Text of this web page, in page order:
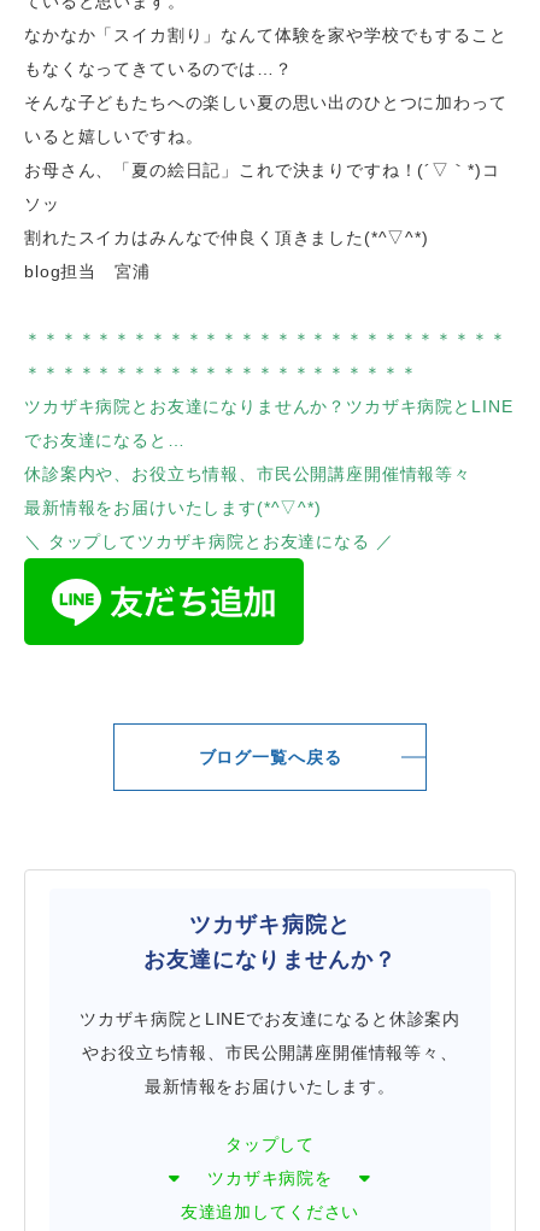
なかなか「スイカ割り」なんて体験を家や学校でもすること
もなくなってきているのでは…？
そんな子どもたちへの楽しい夏の思い出のひとつに加わって
いると嬉しいですね。
お母さん、「夏の絵日記」これで決まりですね！(´▽｀*)コ
ソッ
割れたスイカはみんなで仲良く頂きました(*^▽^*)
blog担当 宮浦
＊＊＊＊＊＊＊＊＊＊＊＊＊＊＊＊＊＊＊＊＊＊＊＊＊＊＊
＊＊＊＊＊＊＊＊＊＊＊＊＊＊＊＊＊＊＊＊＊＊
ツカザキ病院とお友達になりませんか？ツカザキ病院とLINE
でお友達になると…
休診案内や、お役立ち情報、市民公開講座開催情報等々
最新情報をお届けいたします(*^▽^*)
＼ タップしてツカザキ病院とお友達になる ／
ブログ一覧へ戻る
ツカザキ病院と
お友達になりませんか？
ツカザキ病院とLINEでお友達になると休診案内
やお役立ち情報、市民公開講座開催情報等々、
最新情報をお届けいたします。
タップして
ツカザキ病院を
友達追加してください